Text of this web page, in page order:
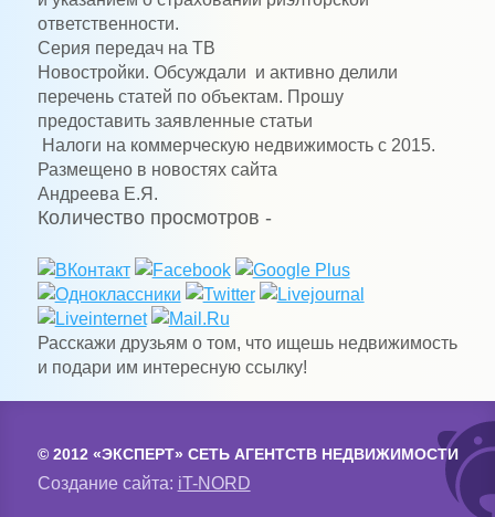
ответственности.
Серия передач на ТВ
Новостройки. Обсуждали и активно делили
перечень статей по объектам. Прошу
предоставить заявленные статьи
Налоги на коммерческую недвижимость с 2015.
Размещено в новостях сайта
Андреева Е.Я.
Количество просмотров -
Расскажи друзьям о том, что ищешь недвижимость
и подари им интересную ссылку!
© 2012 «ЭКСПЕРТ» СЕТЬ АГЕНТСТВ НЕДВИЖИМОСТИ
Создание сайта: iT-NORD